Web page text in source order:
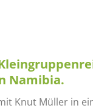
Namibia.
Knut Müller in